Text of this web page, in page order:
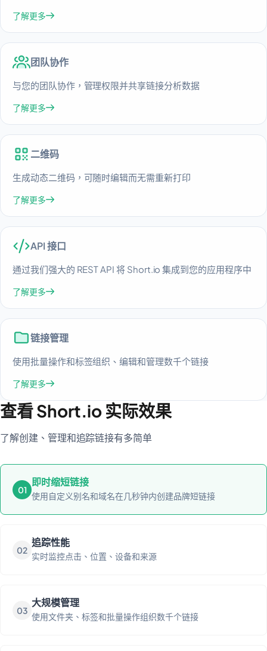
了解更多
团队协作
与您的团队协作，管理权限并共享链接分析数据
了解更多
二维码
生成动态二维码，可随时编辑而无需重新打印
了解更多
API 接口
通过我们强大的 REST API 将 Short.io 集成到您的应用程序中
了解更多
链接管理
使用批量操作和标签组织、编辑和管理数千个链接
了解更多
查看 Short.io 实际效果
了解创建、管理和追踪链接有多简单
01
即时缩短链接
使用自定义别名和域名在几秒钟内创建品牌短链接
02
追踪性能
实时监控点击、位置、设备和来源
03
大规模管理
使用文件夹、标签和批量操作组织数千个链接